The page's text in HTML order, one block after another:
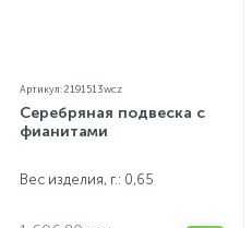
Артикул: 2191513wcz
Серебряная подвеска с
фианитами
Вес изделия, г.: 0,65